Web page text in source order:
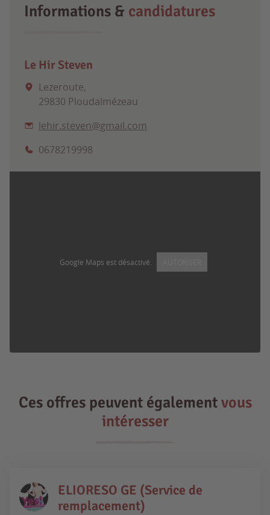
Informations & candidatures
Le Hir Steven
Lezeroute,
29830 Ploudalmézeau
lehir.steven@gmail.com
0678219998
Google Maps est désactivé.
Ces offres peuvent égalementvous
intéresser
ELIORESO GE (Service de
remplacement)